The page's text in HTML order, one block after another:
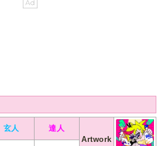
玄人
達人
Artwork